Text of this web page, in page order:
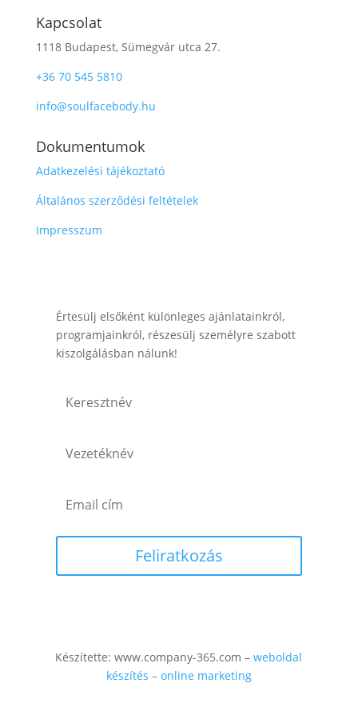
Kapcsolat
1118 Budapest, Sümegvár utca 27.
+36 70 545 5810
info@soulfacebody.hu
Dokumentumok
Adatkezelési tájékoztató
Általános szerződési feltételek
Impresszum
Értesülj elsőként különleges ajánlatainkról,
programjainkról, részesülj személyre szabott
kiszolgálásban nálunk!
Feliratkozás
Készítette: www.company-365.com –weboldal
készítés – online marketing